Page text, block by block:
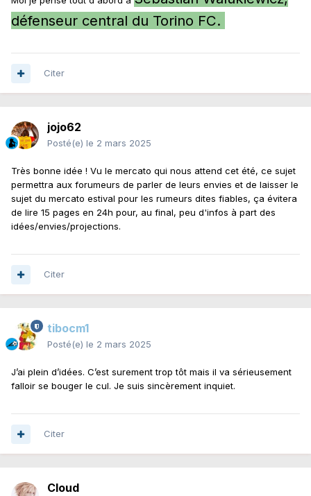
défenseur central du Torino FC.
Citer
jojo62
Posté(e) le 2 mars 2025
Très bonne idée ! Vu le mercato qui nous attend cet été, ce sujet
permettra aux forumeurs de parler de leurs envies et de laisser le
sujet du mercato estival pour les rumeurs dites fiables, ça évitera
de lire 15 pages en 24h pour, au final, peu d'infos à part des
idées/envies/projections.
Citer
tibocm1
Posté(e) le 2 mars 2025
J’ai plein d’idées. C’est surement trop tôt mais il va sérieusement
falloir se bouger le cul. Je suis sincèrement inquiet.
Citer
Cloud